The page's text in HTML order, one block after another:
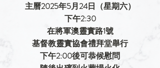
主曆2025年5月24日（星期六）
下午2:30
在將軍澳靈實路1號
基督教靈實協會禮拜堂舉行
下午2:00後可恭候慰問